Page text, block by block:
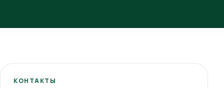
КОНТАКТЫ